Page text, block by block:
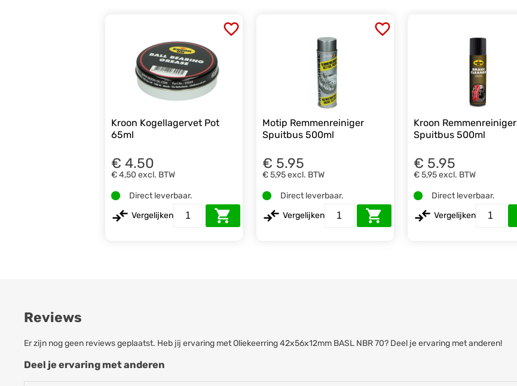
Kroon Kogellagervet Pot
65ml
€ 4.50
€ 4,50 excl. BTW
Direct leverbaar.
Vergelijken
Motip Remmenreiniger
Spuitbus 500ml
€ 5.95
€ 5,95excl. BTW
Direct leverbaar.
Vergelijken
Kroon Remmenreiniger
Spuitbus 500ml
€ 5.95
€ 5,95excl. BTW
Direct leverbaar.
Vergelijken
Reviews
Er zijn nog geen reviews geplaatst. Heb jij ervaring met Oliekeerring 42x56x12mm BASL NBR 70? Deel je ervaring met anderen!
Deel je ervaring met anderen